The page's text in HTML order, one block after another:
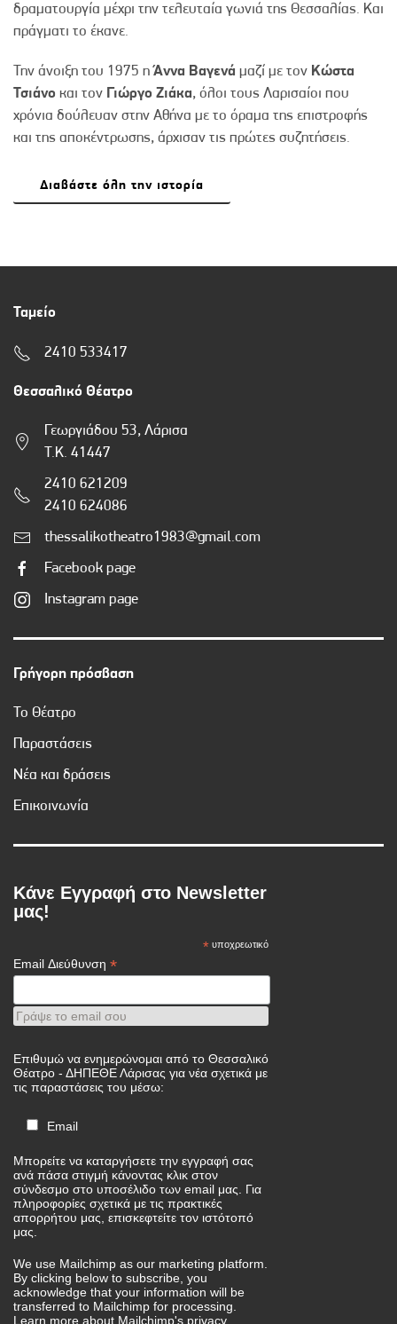
δραματουργία μέχρι την τελευταία γωνιά της Θεσσαλίας. Και
πράγματι το έκανε.
Την άνοιξη του 1975 ηΆννα Βαγενά μαζί με τον Κώστα
Τσιάνο και τον Γιώργο Ζιάκα, όλοι τους Λαρισαίοι που
χρόνια δούλευαν στην Αθήνα με το όραμα της επιστροφής
και της αποκέντρωσης, άρχισαν τις πρώτες συζητήσεις.
Διαβάστε όλη την ιστορία
Ταμείο
2410 533417
Θεσσαλικό Θέατρο
Γεωργιάδου 53, Λάρισα
Τ.Κ. 41447
2410 621209
2410 624086
thessalikotheatro1983@gmail.com
Facebook page
Instagram page
Γρήγορη πρόσβαση
Το Θέατρο
Παραστάσεις
Νέα και δράσεις
Επικοινωνία
Κάνε Εγγραφή στο Newsletter
μας!
* υποχρεωτικό
Email Διεύθυνση *
Γράψε το email σου
Επιθυμώ να ενημερώνομαι από το Θεσσαλικό
Θέατρο - ΔΗΠΕΘΕ Λάρισας για νέα σχετικά με
τις παραστάσεις του μέσω:
Email
Μπορείτε να καταργήσετε την εγγραφή σας
ανά πάσα στιγμή κάνοντας κλικ στον
σύνδεσμο στο υποσέλιδο των email μας. Για
πληροφορίες σχετικά με τις πρακτικές
απορρήτου μας, επισκεφτείτε τον ιστότοπό
μας.
We use Mailchimp as our marketing platform.
By clicking below to subscribe, you
acknowledge that your information will be
transferred to Mailchimp for processing.
Learn more about Mailchimp's privacy